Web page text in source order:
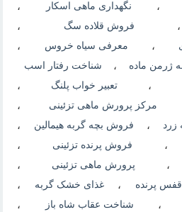
، نگهداری ماهی اسکار ،
، فروش قلاده سگ ،
، معرفی سیاه خروس ،
ژرمن ماده ، شناخت رفتار اسب
، تعبیر خواب پلنگ ،
مرکز پرورش ماهی تزئینی ،
زرد ، فروش بچه گربه هیمالین ،
فروش پرنده تزئینی ،
پرورش ماهی تزئینی ،
پرنده ، غذای خشک گربه ،
، شناخت عقاب شاه باز ،